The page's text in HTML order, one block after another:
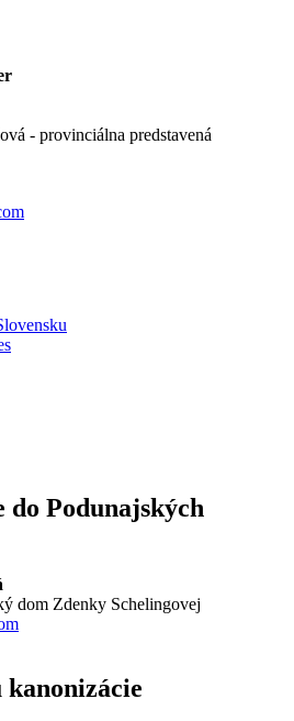
- provinciálna predstavená
Podunajských
dom Zdenky Schelingovej
kanonizácie